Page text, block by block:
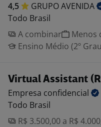
4,5 GRUPOAVENIDA
Todo Brasil
A combinar
Menos
Ensino Médio (2º
Virtual Assistant
Empresa confidencial
Todo Brasil
R$ 3.500,00 a R$